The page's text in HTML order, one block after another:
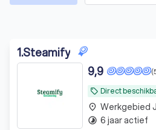
1.Steamify
local_offer Direct
9,9
place Werkgebied
timelapse 6 jaar actief